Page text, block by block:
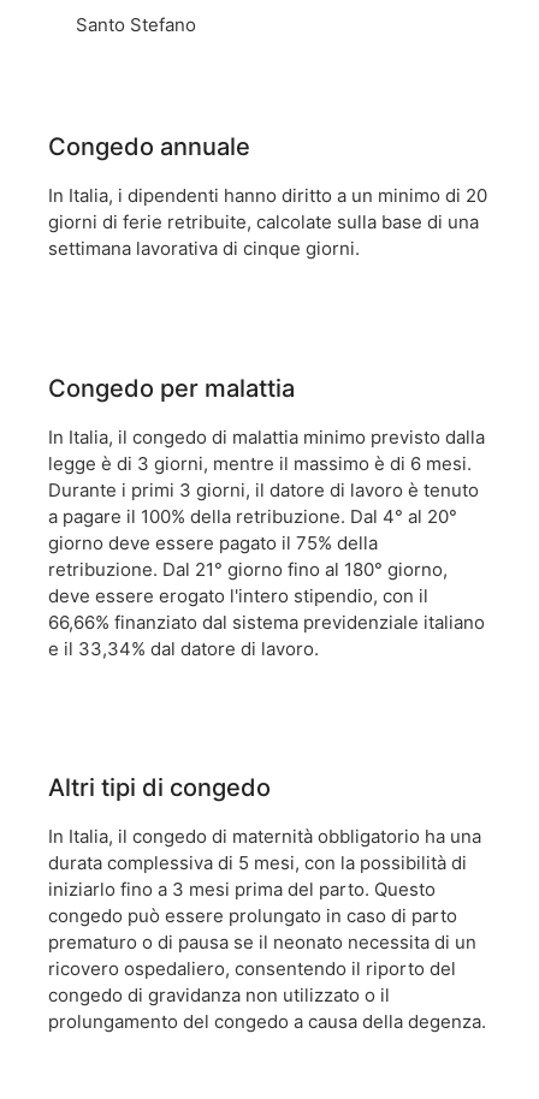
Santo Stefano
Congedo annuale
In Italia, i dipendenti hanno diritto a un minimo di 20
giorni di ferie retribuite, calcolate sulla base di una
settimana lavorativa di cinque giorni.
Congedo per malattia
In Italia, il congedo di malattia minimo previsto dalla
legge è di 3 giorni, mentre il massimo è di 6 mesi.
Durante i primi 3 giorni, il datore di lavoro è tenuto
a pagare il 100% della retribuzione. Dal 4° al 20°
giorno deve essere pagato il 75% della
retribuzione. Dal 21° giorno fino al 180° giorno,
deve essere erogato l'intero stipendio, con il
66,66% finanziato dal sistema previdenziale italiano
e il 33,34% dal datore di lavoro.
Altri tipi di congedo
In Italia, il congedo di maternità obbligatorio ha una
durata complessiva di 5 mesi, con la possibilità di
iniziarlo fino a 3 mesi prima del parto. Questo
congedo può essere prolungato in caso di parto
prematuro o di pausa se il neonato necessita di un
ricovero ospedaliero, consentendo il riporto del
congedo di gravidanza non utilizzato o il
prolungamento del congedo a causa della degenza.